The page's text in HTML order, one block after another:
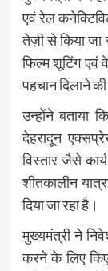
एवं रेल
तेज़ी से किया जा
फिल्म शूटिंग एवं
पहचान दिलाने
उन्होंने बताया
देहरादून
विस्तार जैसे
शीतकालीन
दिया जा रहा है।
मुख्यमंत्री ने
करने के लिए